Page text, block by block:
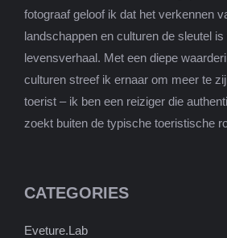
fotograaf geloof ik dat het verkennen
landschappen en culturen de sleutel
levensverhaal. Met een diepe
culturen streef ik ernaar om meer te
toerist – ik ben een reiziger die
zoekt buiten de typische toeristische
CATEGORIES
Eveture.Lab